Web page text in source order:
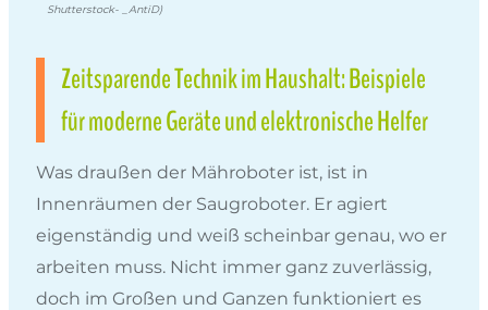
Shutterstock- _AntiD)
Zeitsparende Technik im Haushalt: Beispiele
für moderne Geräte und elektronische Helfer
Was draußen der Mähroboter ist, ist in
Innenräumen der Saugroboter. Er agiert
eigenständig und weiß scheinbar genau, wo er
arbeiten muss. Nicht immer ganz zuverlässig,
doch im Großen und Ganzen funktioniert es